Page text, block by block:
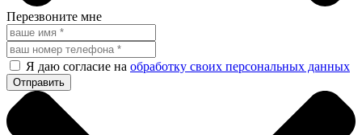
Перезвоните мне
Я даю согласие на обработку своих персональных данных